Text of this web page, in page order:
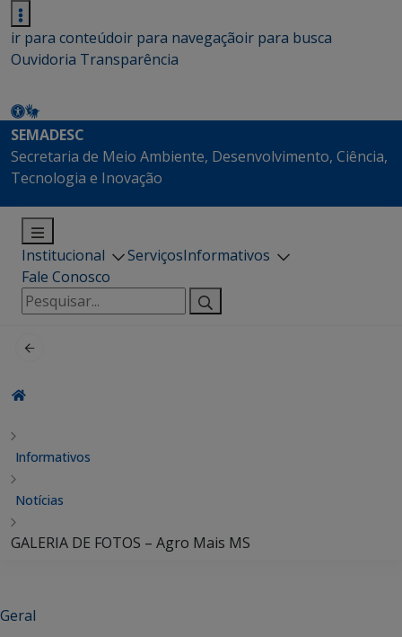
ir para conteúdoir para navegaçãoir para busca
Ouvidoria Transparência
SEMADESC
Secretaria de Meio Ambiente, Desenvolvimento, Ciência,
Tecnologia e Inovação
Institucional ServiçosInformativos
Fale Conosco
Pesquisar
por:
Informativos
Notícias
GALERIA DE FOTOS – Agro Mais MS
Geral